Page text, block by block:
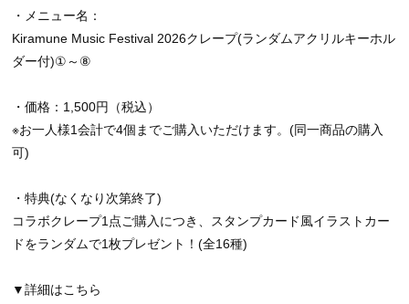
・メニュー名：
Kiramune Music Festival 2026クレープ(ランダムアクリルキーホル
ダー付)①～⑧
・価格：1,500円（税込）
※お一人様1会計で4個までご購入いただけます。(同一商品の購入
可)
・特典(なくなり次第終了)
コラボクレープ1点ご購入につき、スタンプカード風イラストカー
ドをランダムで1枚プレゼント！(全16種)
▼詳細はこちら